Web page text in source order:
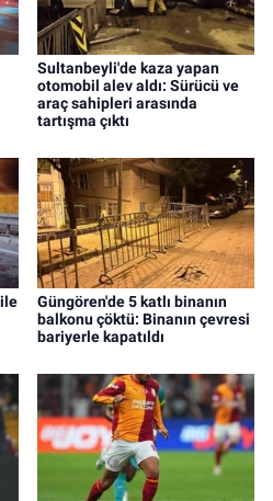
Sultanbeyli'de kaza yapan
otomobil alev aldı: Sürücü ve
araç sahipleri arasında
tartışma çıktı
Güngören'de 5 katlı binanın
balkonu çöktü: Binanın çevresi
bariyerle kapatıldı